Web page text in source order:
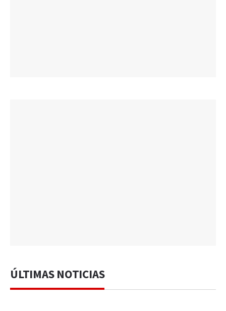
ÚLTIMAS NOTICIAS